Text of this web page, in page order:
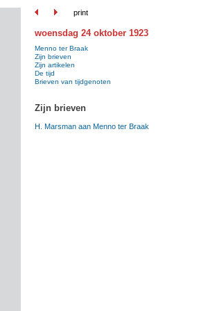
print
woensdag 24 oktober 1923
Menno ter Braak
Zijn brieven
Zijn artikelen
De tijd
Brieven van tijdgenoten
Zijn brieven
H. Marsman aan Menno ter Braak